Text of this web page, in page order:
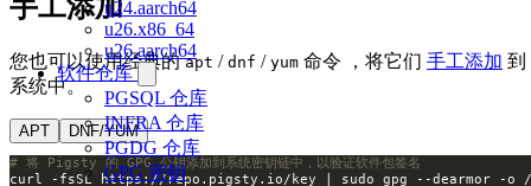
u24.aarch64
u26.x86_64
u26.aarch64
软件仓库
PGSQL 仓库
INFRA 仓库
PGDG 仓库
GPG 密钥
手工添加
您也可以使用经典的apt / dnf / yum 命令 ，将它们 手工添加 到
系统中。
APT DNF/YUM
# 将 Pigsty 的 GPG 公钥添加到系统密钥链中，以验证软件包签名